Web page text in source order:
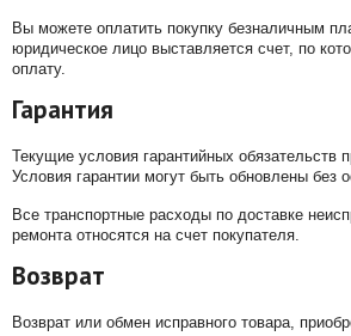
Вы можете оплатить покупку безналичным
юридическое лицо выставляется счет, по
оплату.
Гарантия
Текущие условия гарантийных обязательств
Условия гарантии могут быть обновлены без
Все транспортные расходы по доставке
ремонта относятся на счет покупателя.
Возврат
Возврат или обмен исправного товара,